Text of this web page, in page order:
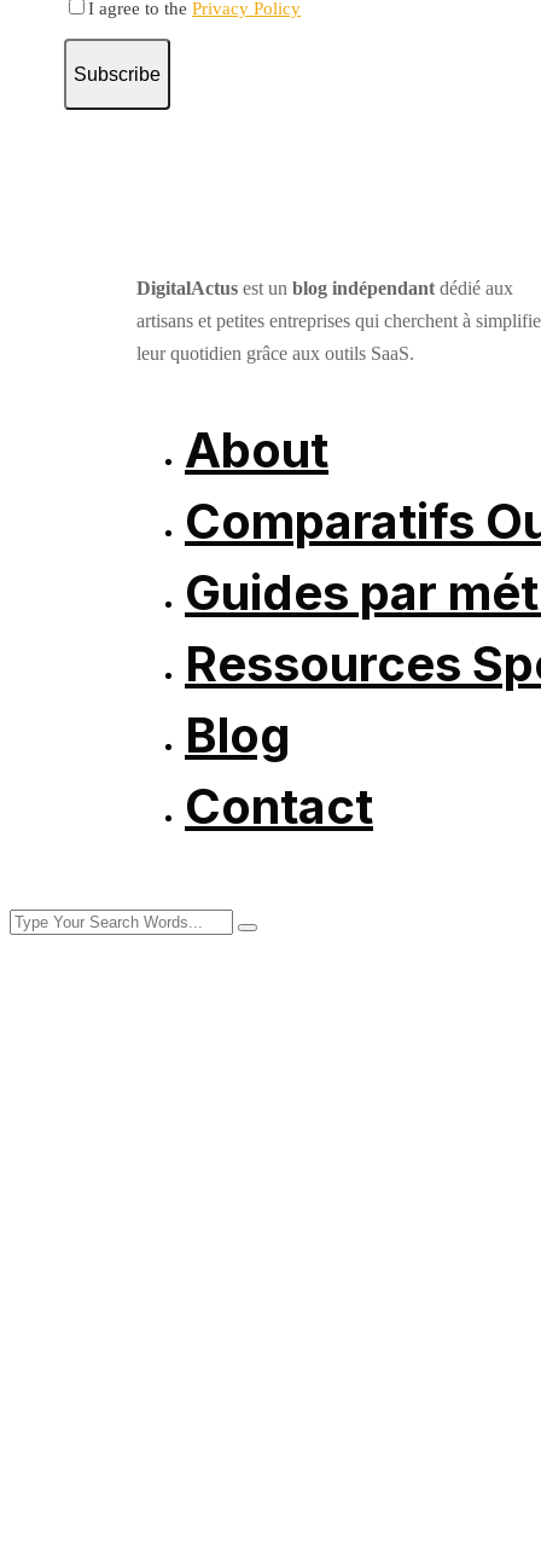
I agree to the Privacy Policy
Subscribe
DigitalActus est un blog indépendant dédié aux
artisans et petites entreprises qui cherchent à
leur quotidien grâce aux outils SaaS.
About
Comparatifs
Guides par
Ressources
Blog
Contact